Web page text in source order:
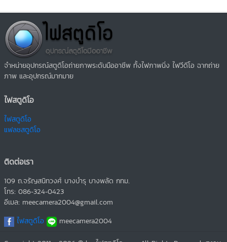
จำหน่ายอุปกรณ์สตูดิโอถ่ายภาพระดับมืออาชีพ ทั้งไฟภาพนิ่ง ไฟวีดีโอ ฉากถ่าย
ภาพ และอุปกรณ์มากมาย
ไฟสตูดิโอ
ไฟสตูดิโอ
แฟลชสตูดิโอ
ติดต่อเรา
109 ถ.จรัญสนิทวงศ์ บางบำรุ บางพลัด กทม.
โทร: 086-324-0423
อีเมล: meecamera2004@gmail.com
ไฟสตูดิโอ
meecamera2004